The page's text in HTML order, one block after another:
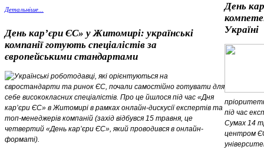
Детальніше...
День кар’єри ЄС» у Житомирі: українські
компанії готують спеціалістів за
європейськими стандартами
Українські роботодавці, які орієнтуються на
євростандарти та ринок ЄС, почали самостійно готувати для
себе висококласних спеціалістів. Про це йшлося під час «Дня
кар’єри ЄС» в Житомирі в рамках онлайн-дискусії експертів та
топ-менеджерів компаній (захід відбувся 15 травня, це
четвертий «День кар’єри ЄС», який проводився в онлайн-
форматі).
День
Україні
під час
Сумах 14
центром